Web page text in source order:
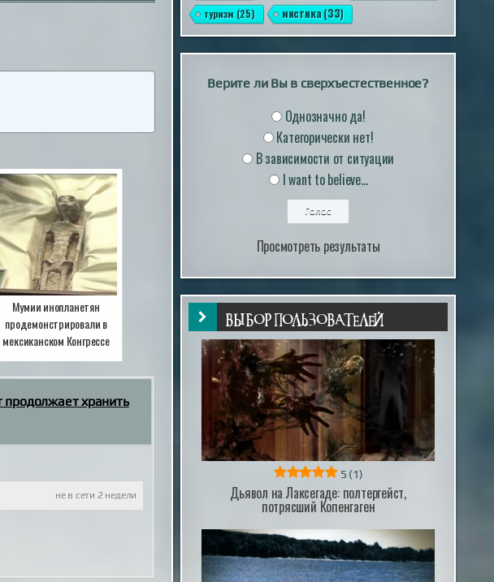
Мумии инопланетян
продемонстрировали в
мексиканском Конгрессе
хранить
не в сети 2 недели
туризм(25) мистика(33)
Верите ли Вы в сверхъестественное?
Однозначно да!
Категорически нет!
В зависимости от ситуации
I want to believe...
Просмотреть результаты
ВЫБОР ПОЛЬЗОВАТЕЛЕЙ
5 (1)
Дьявол на Лаксегаде: полтергейст,
потрясший Копенгаген